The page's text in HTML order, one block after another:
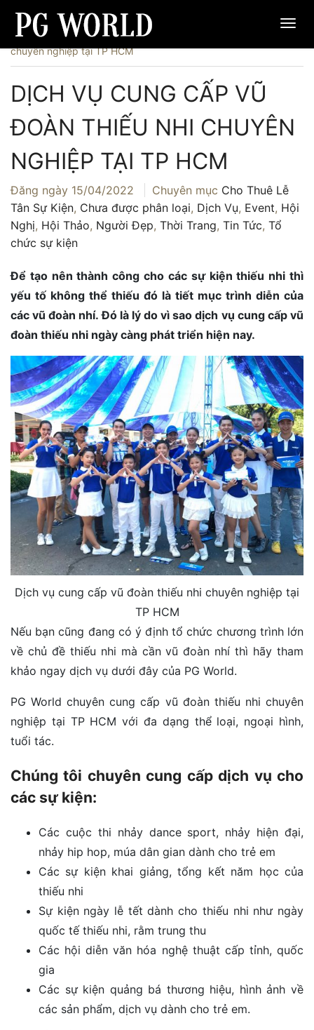
Trang chủ › Dịch Vụ›Dịch vụ cung cấp vũ đoàn thiếu nhi
chuyên nghiệp tại TP HCM
DỊCH VỤ CUNG CẤP VŨ
ĐOÀN THIẾU NHI CHUYÊN
NGHIỆP TẠI TP HCM
Đăng ngày 15/04/2022 Chuyên mục Cho Thuê Lễ
Tân Sự Kiện, Chưa được phân loại, Dịch Vụ, Event, Hội
Nghị, Hội Thảo, Người Đẹp, Thời Trang, Tin Tức, Tổ
chức sự kiện
Để tạo nên thành công cho các sự kiện thiếu nhi thì
yếu tố không thể thiếu đó là tiết mục trình diễn của
các vũ đoàn nhí. Đó là lý do vì sao dịch vụ cung cấp vũ
đoàn thiếu nhi ngày càng phát triển hiện nay.
Dịch vụ cung cấp vũ đoàn thiếu nhi chuyên nghiệp tại
TP HCM
Nếu bạn cũng đang có ý định tổ chức chương trình lớn
về chủ đề thiếu nhi mà cần vũ đoàn nhí thì hãy tham
khảo ngay dịch vụ dưới đây của PG World.
PG World chuyên cung cấp vũ đoàn thiếu nhi chuyên
nghiệp tại TP HCM với đa dạng thể loại, ngoại hình,
tuổi tác.
Chúng tôi chuyên cung cấp dịch vụ cho
các sự kiện:
Các cuộc thi nhảy dance sport, nhảy hiện đại,
nhảy hip hop, múa dân gian dành cho trẻ em
Các sự kiện khai giảng, tổng kết năm học của
thiếu nhi
Sự kiện ngày lễ tết dành cho thiếu nhi như ngày
quốc tế thiếu nhi, rằm trung thu
Các hội diễn văn hóa nghệ thuật cấp tỉnh, quốc
gia
Các sự kiện quảng bá thương hiệu, hình ảnh về
các sản phẩm, dịch vụ dành cho trẻ em.